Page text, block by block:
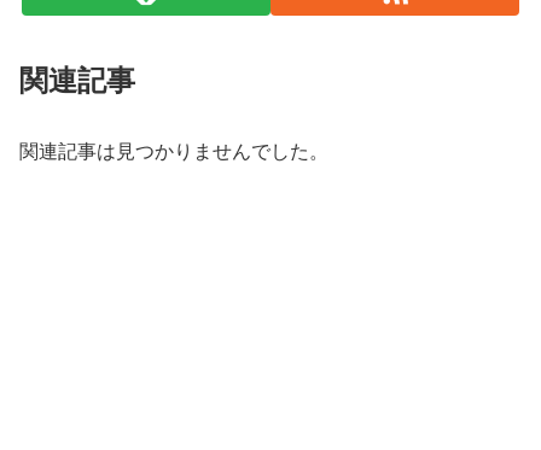
関連記事
関連記事は見つかりませんでした。